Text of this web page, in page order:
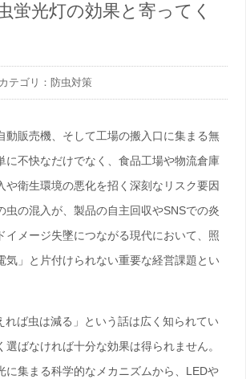
蛍光灯の効果と寄ってく
テゴリ：防虫対策
動販売機、そして工場の搬入口に集まる無
に不快なだけでなく、食品工場や物流倉庫
や衛生環境の悪化を招く深刻なリスク要因
虫の混入が、製品の自主回収やSNSでの炎
イメージ失墜につながる現代において、照
気」と片付けられない重要な経営課題とい
れば虫は減る」という話は広く知られてい
選ばなければ十分な効果は得られません。
に集まる科学的なメカニズムから、LEDや